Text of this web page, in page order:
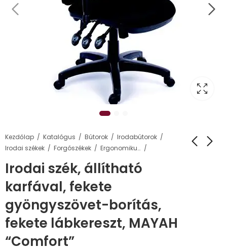
Kezdőlap Katalógus Bútorok
Irodabútorok
Irodai székek
Forgószékek Ergonomikus forgószékek
Irodai szék, állítható
karfával, fekete
gyöngyszövet-borítás,
fekete lábkereszt, MAYAH
“Comfort”